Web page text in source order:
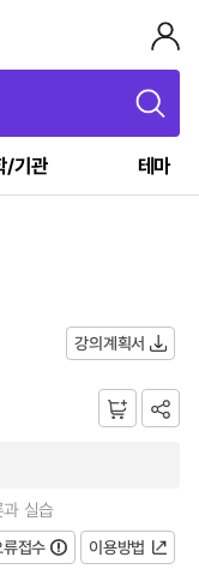
/기관 테마
강의계획서
실습
접수
이용방법